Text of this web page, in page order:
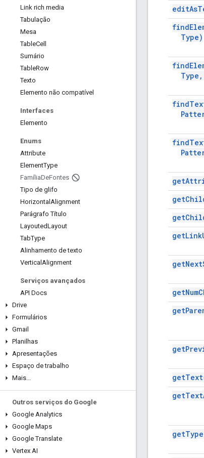
Link rich media
Tabulação
Mesa
TableCell
Sumário
TableRow
Texto
Elemento não compatível
Interfaces
Elemento
Enums
Attribute
ElementType
FamíliaDeFontes
Tipo de glifo
Horizontal Alignment
Parágrafo Título
LayoutedLayout
TabType
Alinhamento de texto
Vertical Alignment
Serviços avançados
API Docs
Drive
Formulários
Gmail
Planilhas
Apresentações
Espaço de trabalho
Mais...
Outros serviços do Google
Google Analytics
Google Maps
Google Translate
Vertex AI
editAs
find
Type)
find
Type ,
find
find
get
get
get
getLink
getNext
getNum
get
get
get
getText
get